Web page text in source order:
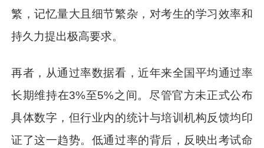
繁，记忆量大且细节繁杂，对考生的学习效率和
持久力提出极高要求。
再者，从通过率数据看，近年来全国平均通过率
长期维持在3%至5%之间。尽管官方未正式公布
具体数字，但行业内的统计与培训机构反馈均印
证了这一趋势。低通过率的背后，反映出考试命